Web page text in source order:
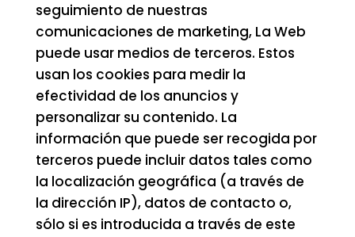
seguimiento de nuestras
comunicaciones de marketing, La Web
puede usar medios de terceros. Estos
usan los cookies para medir la
efectividad de los anuncios y
personalizar su contenido. La
información que puede ser recogida por
terceros puede incluir datos tales como
la localización geográfica (a través de
la dirección IP), datos de contacto o,
sólo si es introducida a través de este